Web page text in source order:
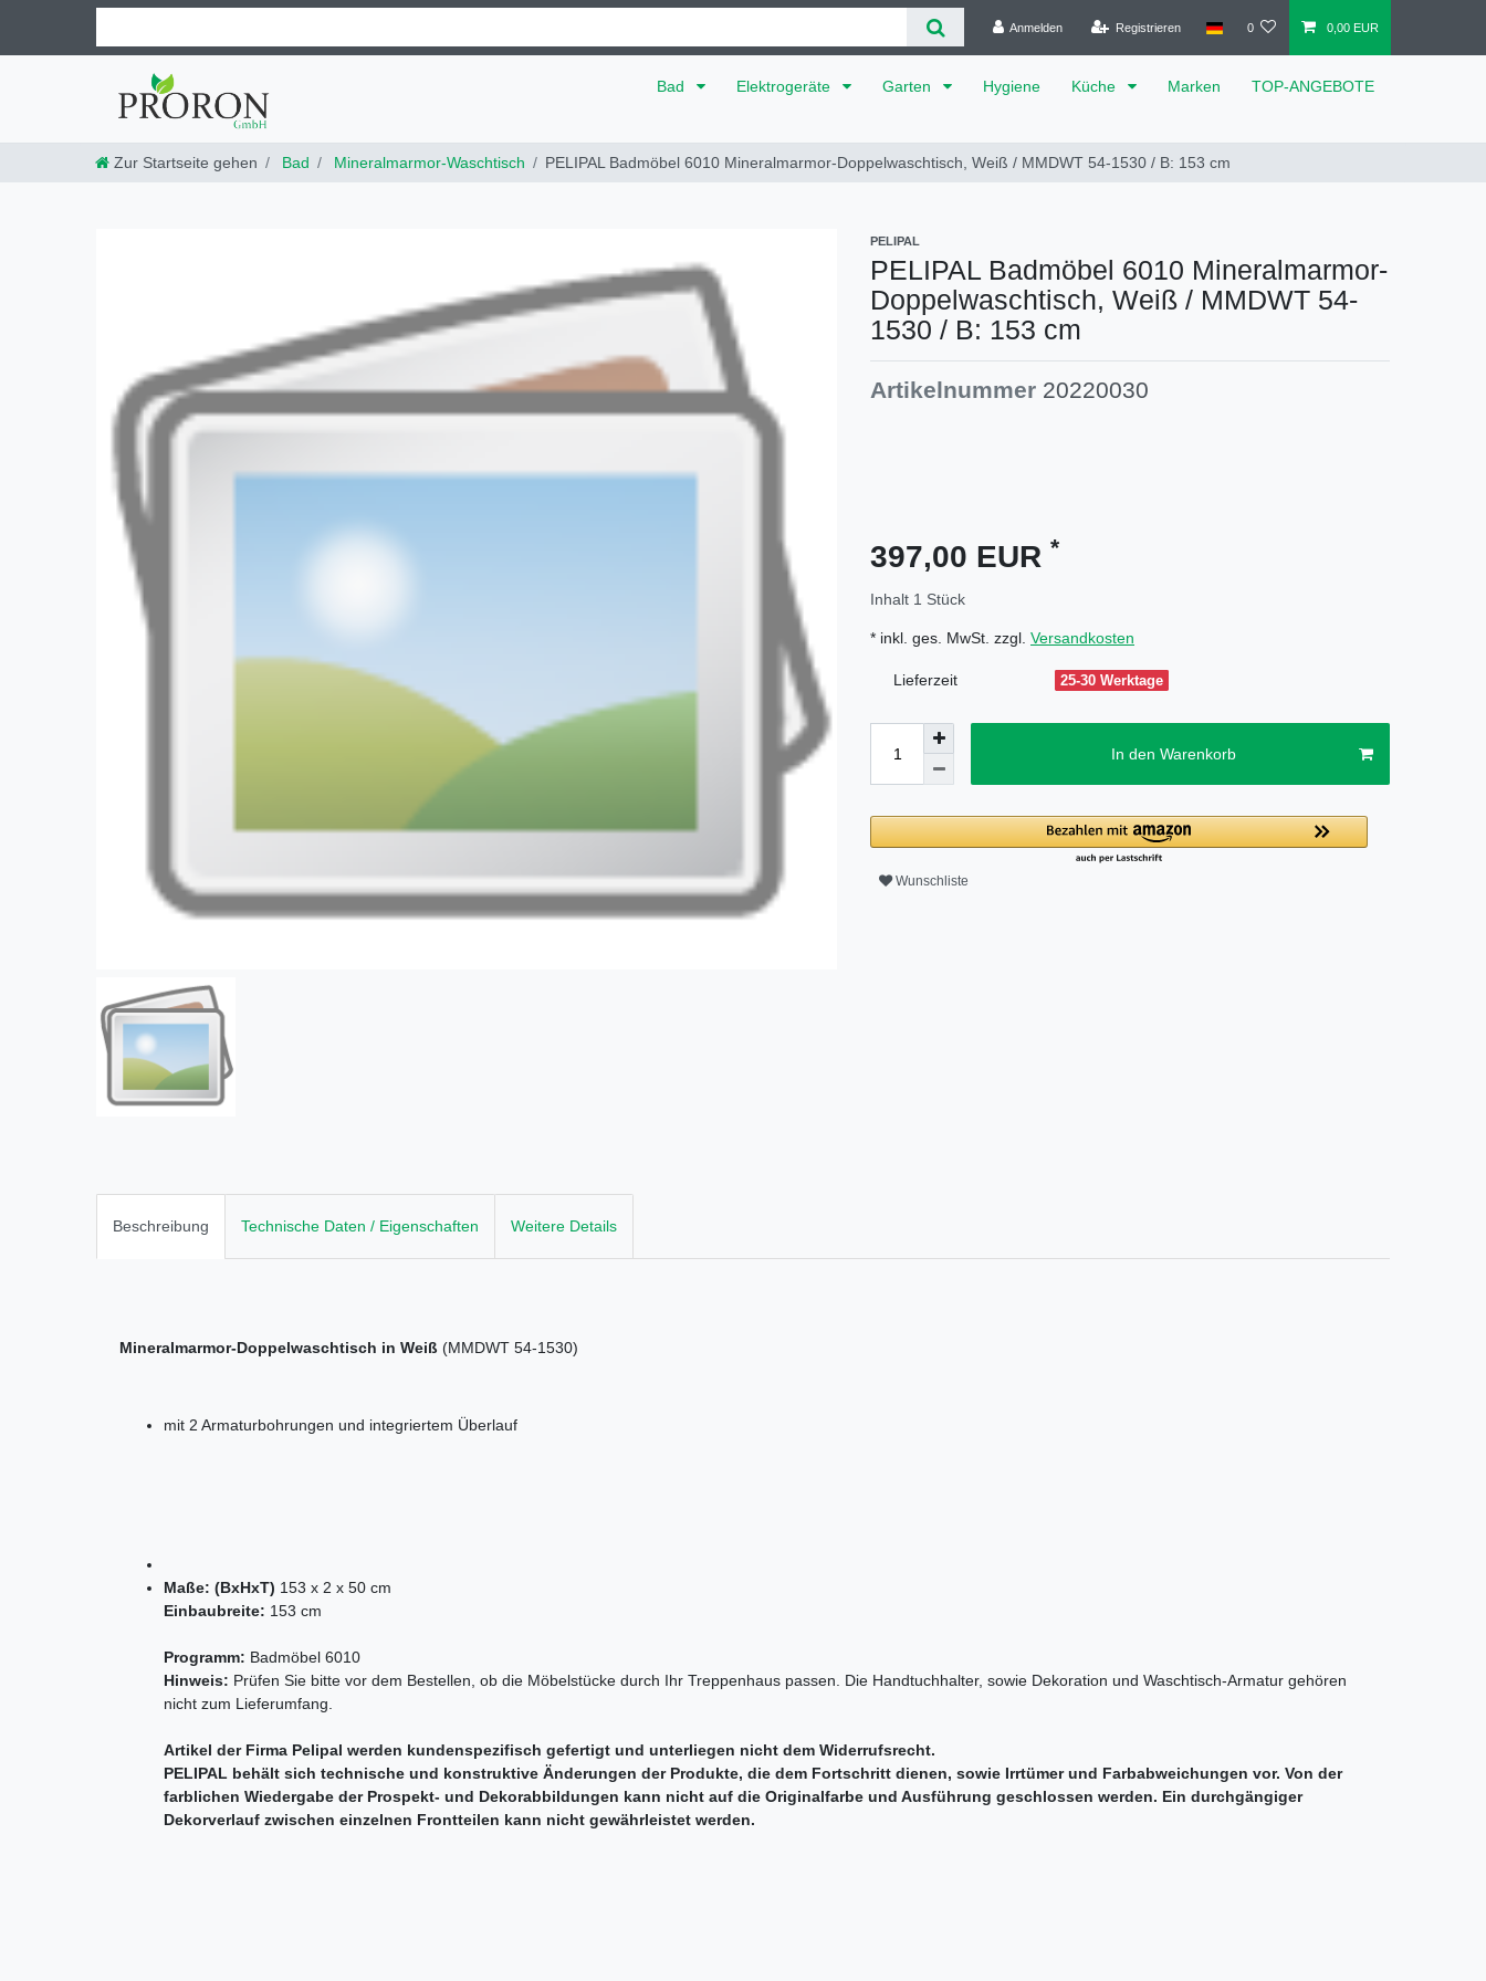
Anmelden Registrieren 0 0,00 EUR
Bad Elektrogeräte Garten Hygiene Küche Marken TOP-ANGEBOTE
Zur Startseite gehen Bad Mineralmarmor-Waschtisch PELIPAL Badmöbel 6010 Mineralmarmor-Doppelwaschtisch, Weiß / MMDWT 54-1530 / B: 153 cm
PELIPAL
PELIPAL Badmöbel 6010 Mineralmarmor-
Doppelwaschtisch, Weiß / MMDWT 54-
1530 / B: 153 cm
Artikelnummer 20220030
397,00 EUR *
Inhalt 1 Stück
* inkl. ges. MwSt. zzgl. Versandkosten
Lieferzeit 25-30 Werktage
In den Warenkorb
Wunschliste
Beschreibung Technische Daten / Eigenschaften Weitere Details
Mineralmarmor-Doppelwaschtisch in Weiß (MMDWT 54-1530)
mit 2 Armaturbohrungen und integriertem Überlauf
Maße: (BxHxT) 153 x 2 x 50 cm
Einbaubreite: 153 cm
Programm: Badmöbel 6010
Hinweis: Prüfen Sie bitte vor dem Bestellen, ob die Möbelstücke durch Ihr Treppenhaus passen. Die Handtuchhalter, sowie Dekoration und Waschtisch-Armatur gehören
nicht zum Lieferumfang.
Artikel der Firma Pelipal werden kundenspezifisch gefertigt und unterliegen nicht dem Widerrufsrecht.
PELIPAL behält sich technische und konstruktive Änderungen der Produkte, die dem Fortschritt dienen, sowie Irrtümer und Farbabweichungen vor. Von der
farblichen Wiedergabe der Prospekt- und Dekorabbildungen kann nicht auf die Originalfarbe und Ausführung geschlossen werden. Ein durchgängiger
Dekorverlauf zwischen einzelnen Frontteilen kann nicht gewährleistet werden.